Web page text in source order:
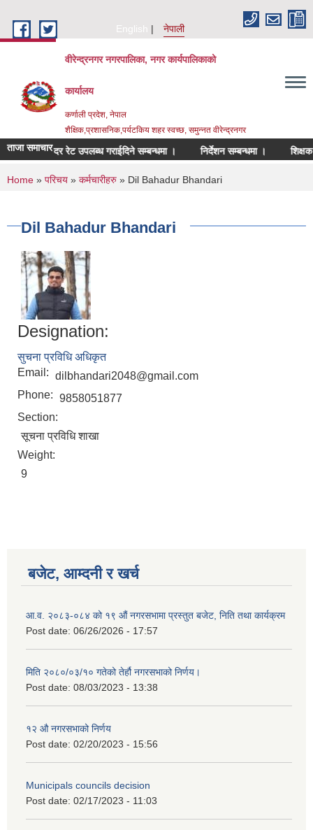
English
नेपाली
वीरेन्द्रनगर नगरपालिका, नगर कार्यपालिकाको
कार्यालय
कर्णाली प्रदेश, नेपाल
शैक्षिक,प्रशासनिक,पर्यटकिय शहर स्वच्छ, समुन्नत वीरेन्द्रनगर
ताजा समाचार
। दर रेट उपलब्ध गराईदिने सम्बन्धमा । निर्देशन सम्बन्धमा । शिक्षक
You are here
Home » परिचय » कर्मचारीहरु » Dil Bahadur Bhandari
Dil Bahadur Bhandari
Designation:
सुचना प्रविधि अधिकृत
Email: dilbhandari2048@gmail.com
Phone: 9858051877
Section:
सूचना प्रविधि शाखा
Weight:
9
बजेट, आम्दनी र खर्च
आ.व. २०८३-०८४ को १९ औं नगरसभामा प्रस्तुत बजेट, निति तथा कार्यक्रम
Post date: 06/26/2026 - 17:57
मिति २०८०/०३/१० गतेको तेर्हौ नगरसभाको निर्णय।
Post date: 08/03/2023 - 13:38
१२ औ नगरसभाको निर्णय
Post date: 02/20/2023 - 15:56
Municipals councils decision
Post date: 02/17/2023 - 11:03